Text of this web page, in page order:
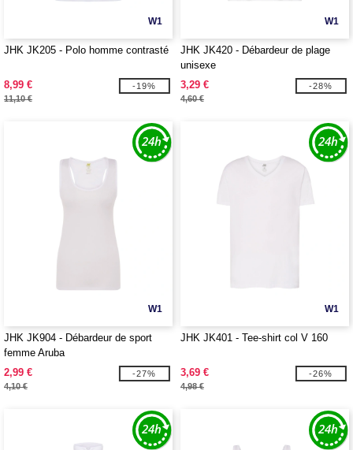
W1
JHK JK205 - Polo homme contrasté
8,99 €
11,10 €
-19%
W1
JHK JK420 - Débardeur de plage
unisexe
3,29 €
4,60 €
-28%
W1
JHK JK904 - Débardeur de sport
femme Aruba
2,99 €
4,10 €
-27%
W1
JHK JK401 - Tee-shirt col V 160
3,69 €
4,98 €
-26%